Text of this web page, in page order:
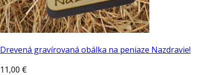
Drevená gravírovaná obálka na peniaze Nazdravie!
11,00 €